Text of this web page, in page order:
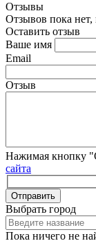
Отзывы
Отзывов пока
Оставить отзыв
Ваше имя
Email
Отзыв
Нажимая кнопку
сайта
Отправить
Выбрать город
Пока ничего не